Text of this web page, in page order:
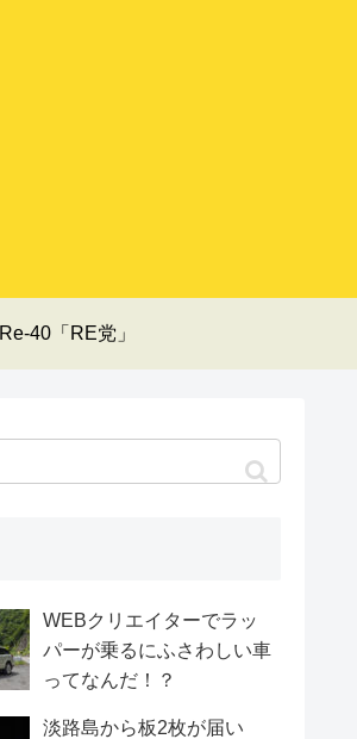
Re-40「RE党」
WEBクリエイターでラッ
パーが乗るにふさわしい車
ってなんだ！？
淡路島から板2枚が届い